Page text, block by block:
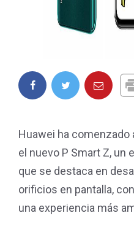
Huawei ha comenzado
el nuevo P Smart Z, un
que se destaca en
orificios en pantalla,
una experiencia más